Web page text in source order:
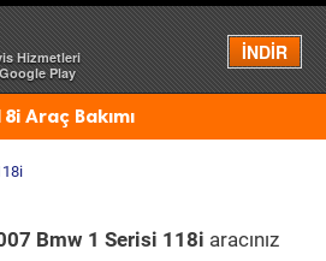
Hizmetleri
Play
İNDİR
Menü
Araç Bakımı
Bmw 1 Serisi 118i aracınız